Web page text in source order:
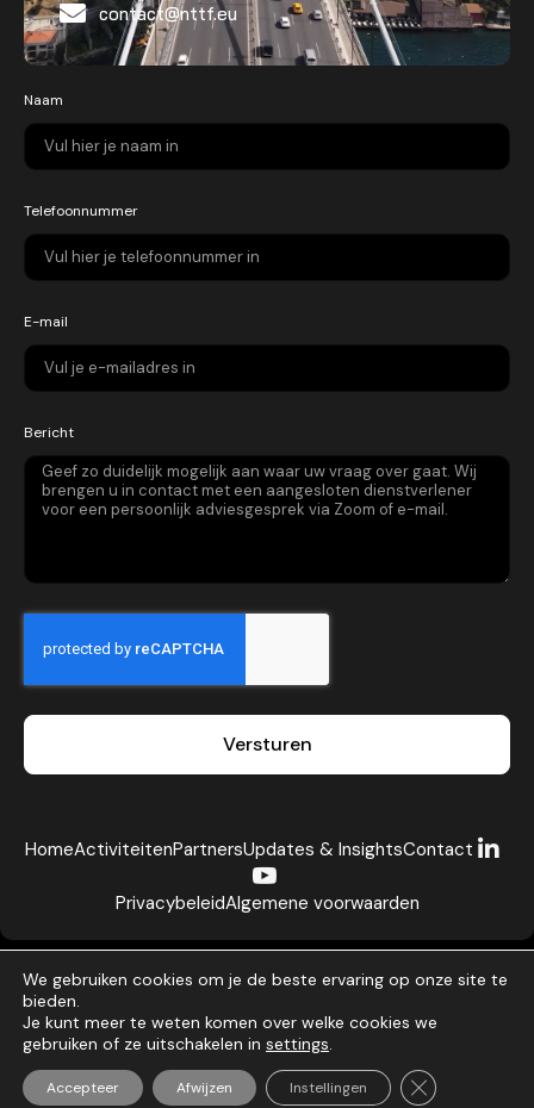
contact@nttf.eu
Naam
Telefoonnummer
E-mail
Bericht
Versturen
HomeActiviteitenPartnersUpdates & InsightsContact
PrivacybeleidAlgemene voorwaarden
Alle rechten voorbehouden ©2026
Netherlands Turkish Trade Foundation
Gemaakt door maakeenwebsitevoormij.nl
We gebruiken cookies om je de beste ervaring op onze site te
bieden.
Je kunt meer te weten komen over welke cookies we
gebruiken of ze uitschakelen in settings.
Accepteer Afwijzen Instellingen Sluit AVG/